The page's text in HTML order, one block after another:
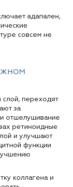
адапален,
совсем не
слой, переходят
за
отшелушивание
ретиноидные
и улучшают
функции
коллагена и